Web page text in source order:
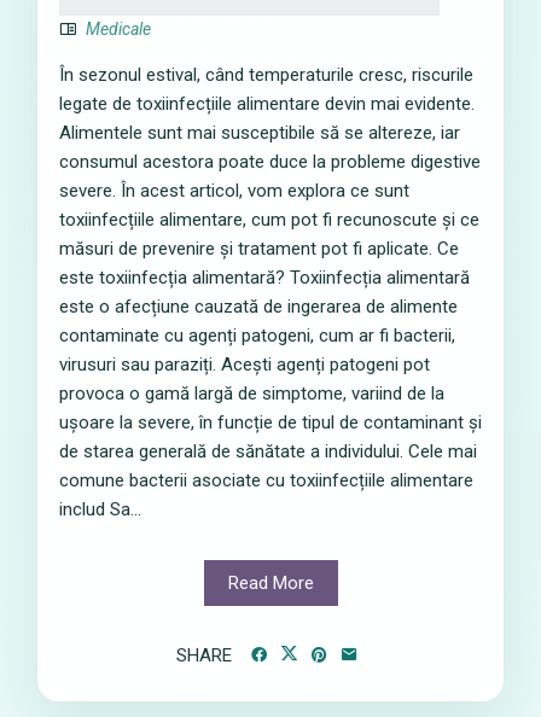
Medicale
În sezonul estival, când temperaturile cresc, riscurile
legate de toxiinfecțiile alimentare devin mai evidente.
Alimentele sunt mai susceptibile să se altereze, iar
consumul acestora poate duce la probleme digestive
severe. În acest articol, vom explora ce sunt
toxiinfecțiile alimentare, cum pot fi recunoscute și ce
măsuri de prevenire și tratament pot fi aplicate. Ce
este toxiinfecția alimentară? Toxiinfecția alimentară
este o afecțiune cauzată de ingerarea de alimente
contaminate cu agenți patogeni, cum ar fi bacterii,
virusuri sau paraziți. Acești agenți patogeni pot
provoca o gamă largă de simptome, variind de la
ușoare la severe, în funcție de tipul de contaminant și
de starea generală de sănătate a individului. Cele mai
comune bacterii asociate cu toxiinfecțiile alimentare
includ Sa...
Read More
SHARE